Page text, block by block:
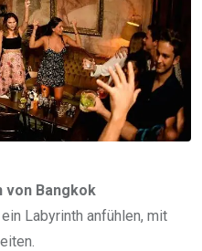
von Bangkok
Labyrinth anfühlen, mit